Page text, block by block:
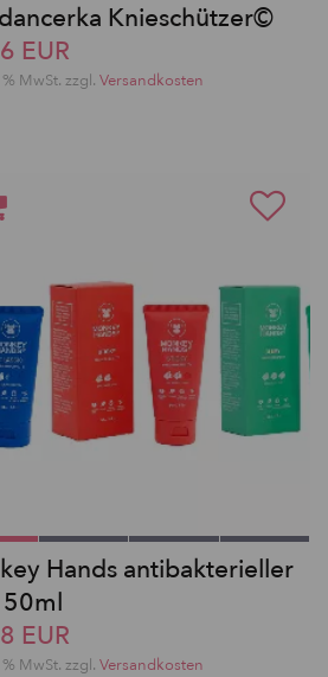
Knieschützer©
EUR
MwSt. zzgl. Versandkosten
Hands antibakterieller
EUR
MwSt. zzgl. Versandkosten